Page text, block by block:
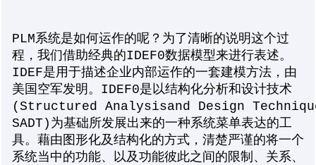
PLM系统是如何运作的呢？为了清晰的说明这个过
程，我们借助经典的IDEF0数据模型来进行表述。
IDEF是用于描述企业内部运作的一套建模方法，由
美国空军发明。IDEF0是以结构化分析和设计技术
(Structured Analysisand Design
SADT)为基础所发展出来的一种系统菜单表达的工
具。藉由图形化及结构化的方式，清楚严谨的将一个
系统当中的功能、以及功能彼此之间的限制、关系、